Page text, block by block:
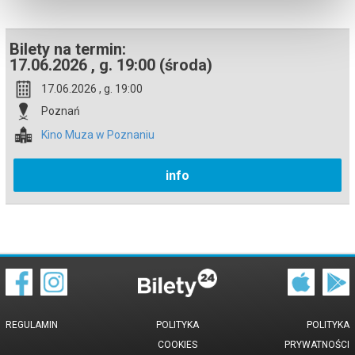
podczas zakupu.
Bilety na termin:
17.06.2026 , g. 19:00 (środa)
17.06.2026 , g. 19:00
Poznań
Kino Muza w Poznaniu
info
REGULAMIN
POLITYKA
PRYWATNOŚCI
POLITYKA
COOKIES